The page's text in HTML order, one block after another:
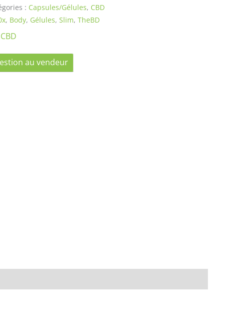
: Capsules/Gélules, CBD
, Body, Gélules, Slim, TheBD
CBD
au vendeur